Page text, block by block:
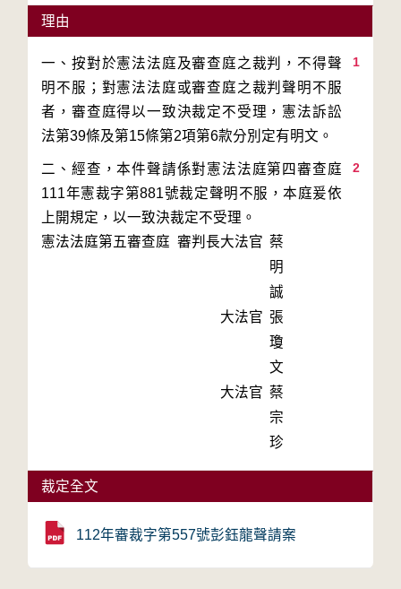
理由
1
一、按對於憲法法庭及審查庭之裁判，不得聲
明不服；對憲法法庭或審查庭之裁判聲明不服
者，審查庭得以一致決裁定不受理，憲法訴訟
2
二、經查，本件聲請係對憲法法庭第四審查庭
111年憲裁字第881號裁定聲明不服，本庭爰依
上開規定，以一致決裁定不受理。
憲法法庭第五審查庭 審判長大法官 蔡
明
誠
大法官 張
瓊
文
大法官 蔡
宗
珍
裁定全文
112年審裁字第557號彭鈺龍聲請案